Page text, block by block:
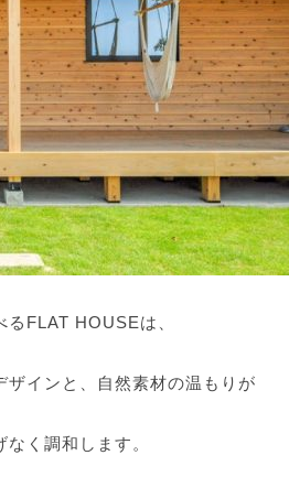
FLAT HOUSEは、
ザインと、自然素材の温もりが
く調和します。